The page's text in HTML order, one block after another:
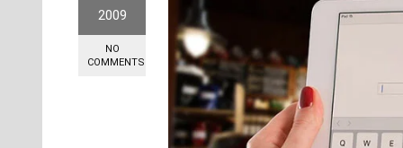
2009
NO
COMMENTS